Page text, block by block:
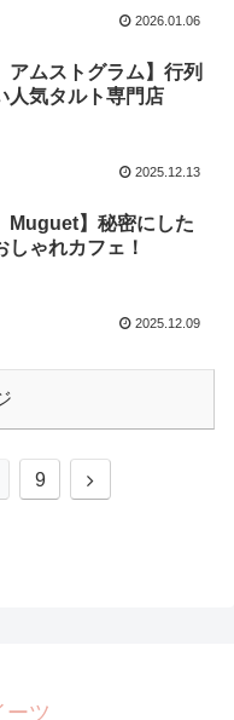
2026.01.06
アムストグラム】行列
人気タルト専門店
2025.12.13
Muguet】秘密にした
しゃれカフェ！
2025.12.09
9
ーツ